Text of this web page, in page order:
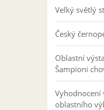
Velký světlý
Český
Oblastní
Šampioni
Vyhodnocení
oblastního